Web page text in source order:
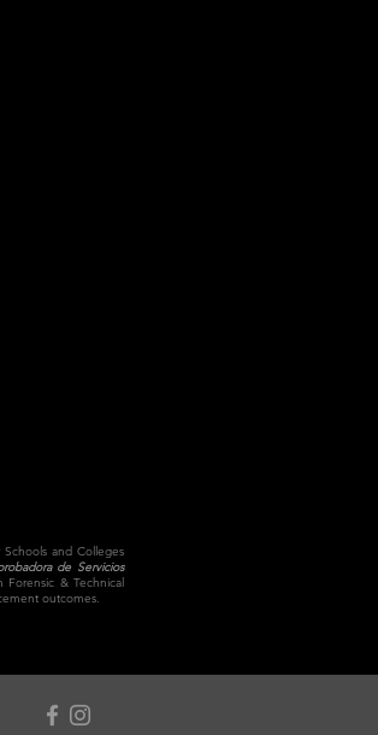
and Colleges
de Servicios
Forensic & Technical
outcomes.